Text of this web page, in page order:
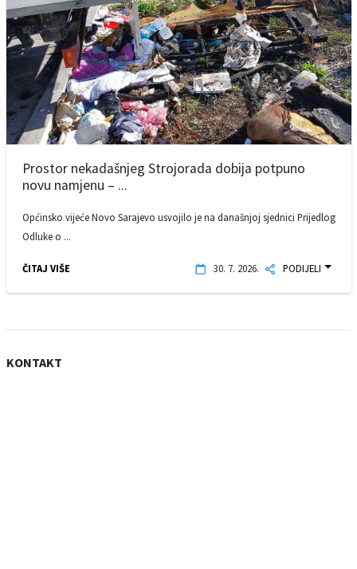
Prostor nekadašnjeg Strojorada dobija potpuno
novu namjenu – ...
Općinsko vijeće Novo Sarajevo usvojilo je na današnjoj sjednici Prijedlog
Odluke o ...
ČITAJ VIŠE 30. 7. 2026. PODIJELI
KONTAKT